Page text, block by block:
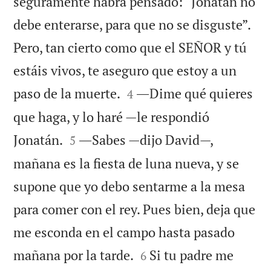
debe enterarse, para que no se disguste”.
Pero, tan cierto como que el SEÑOR y tú
estáis vivos, te aseguro que estoy a un
paso de la muerte. 

4 ―Dime qué quieres
que haga, y lo haré —le respondió
Jonatán. 

5 ―Sabes —dijo David—,
mañana es la fiesta de luna nueva, y se
supone que yo debo sentarme a la mesa
para comer con el rey. Pues bien, deja que
me esconda en el campo hasta pasado
mañana por la tarde. 

6 Si tu padre me